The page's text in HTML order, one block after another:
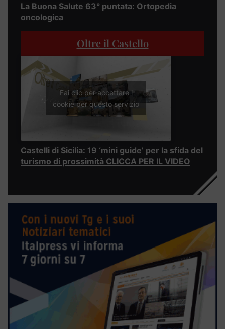
La Buona Salute 63° puntata: Ortopedia
oncologica
Oltre il Castello
Fai clic per accettare i
cookie per questo servizio
Castelli di Sicilia: 19 ‘mini guide’ per la sfida del
turismo di prossimità CLICCA PER IL VIDEO